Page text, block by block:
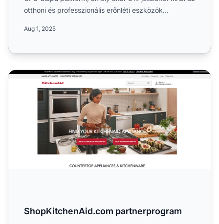
otthoni és professzionális erőnléti eszközök
Aug 1, 2025
ShopKitchenAid.com partnerprogram
ShopKitchenAid.com partnerprogram